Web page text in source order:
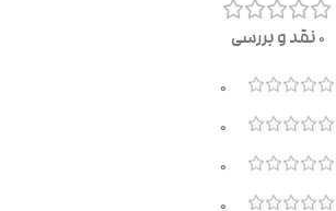
0 نقد و بررسی
0
0
0